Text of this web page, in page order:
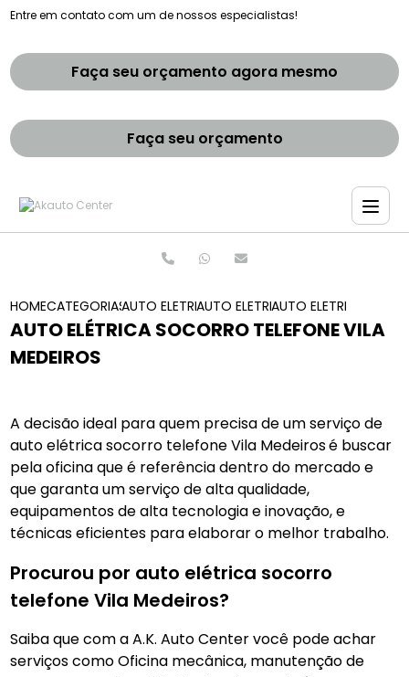
Entre em contato com um de nossos especialistas!
Faça seu orçamento agora mesmo
Faça seu orçamento
HOMECATEGORIASAUTO ELETRICASAUTO ELETRICA SAO PAULO
AUTO ELETRICA
AUTO ELÉTRICA SOCORRO TELEFONE VILA
MEDEIROS
A decisão ideal para quem precisa de um serviço de
auto elétrica socorro telefone Vila Medeirosé buscar
pela oficina que é referência dentro do mercado e
que garanta um serviço de alta qualidade,
equipamentos de alta tecnologia e inovação, e
técnicas eficientes para elaborar o melhor trabalho.
Procurou por auto elétrica socorro
telefone Vila Medeiros?
Saiba que com a A.K. Auto Center você pode achar
serviços como Oficina mecânica, manutenção de